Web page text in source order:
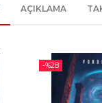
AÇIKLAMA
-%28